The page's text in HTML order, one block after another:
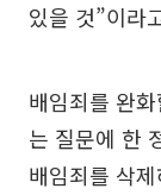
있을 것”이라
배임죄를 완
는 질문에 한
배임죄를 삭